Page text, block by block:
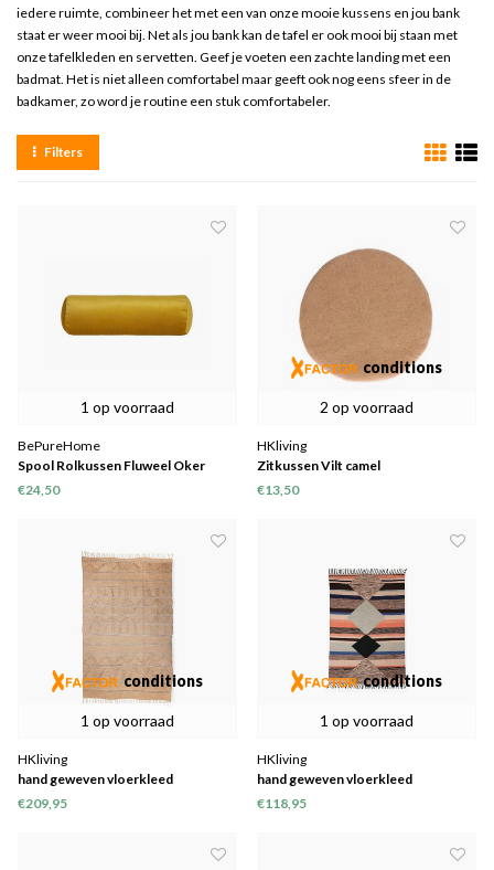
iedere ruimte, combineer het met een van onze mooie kussens en jou bank
staat er weer mooi bij. Net als jou bank kan de tafel er ook mooi bij staan met
onze tafelkleden en servetten. Geef je voeten een zachte landing met een
badmat. Het is niet alleen comfortabel maar geeft ook nog eens sfeer in de
badkamer, zo word je routine een stuk comfortabeler.
Filters
1 op voorraad
BePureHome
Spool Rolkussen Fluweel Oker
€24,50
2 op voorraad
conditions
HKliving
Zitkussen Vilt camel
€13,50
1 op voorraad
conditions
HKliving
hand geweven vloerkleed
binnen/buiten naturel (150x240)
€209,95
1 op voorraad
conditions
HKliving
hand geweven vloerkleed
binnen/buiten multi colour
€118,95